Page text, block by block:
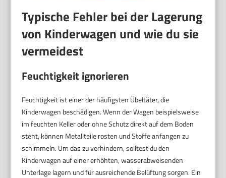
Typische Fehler bei der Lagerung
von Kinderwagen und wie du sie
vermeidest
Feuchtigkeit ignorieren
Feuchtigkeit ist einer der häufigsten Übeltäter, die
Kinderwagen beschädigen. Wenn der Wagen beispielsweise
im feuchten Keller oder ohne Schutz direkt auf dem Boden
steht, können Metallteile rosten und Stoffe anfangen zu
schimmeln. Um das zu verhindern, solltest du den
Kinderwagen auf einer erhöhten, wasserabweisenden
Unterlage lagern und für ausreichende Belüftung sorgen. Ein